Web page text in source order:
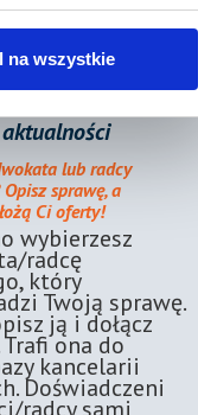
na wszystkie
lub radcy
sprawę, a
Ci oferty!
wybierzesz
radcę
który
Twoją sprawę.
ją i dołącz
ona do
kancelarii
Doświadczeni